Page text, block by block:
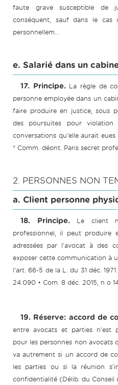
faute grave susceptible de
conséquent, sauf dans le
personnellem...
e. Salarié dans un
17. Principe. La règle de
personne employée dans un
faire produire en justice, sous
des poursuites pour violation
conversations qu'elle aurait
* Comm. déont. Paris secret
2. PERSONNES NON
a. Client personne
18. Principe.
Le client
professionnel, il peut produire
adressées par l'avocat à des
exposer cette communication à
l'art. 66-5 de la L. du 31 déc.
24.090 • Com. 8 déc. 2015, n o
19. Réserve: accord de
entre avocats et parties n'est
pour les personnes non avocats
va autrement si un accord de
les parties ou si la réunion
confidentialité (Délib. du Conseil